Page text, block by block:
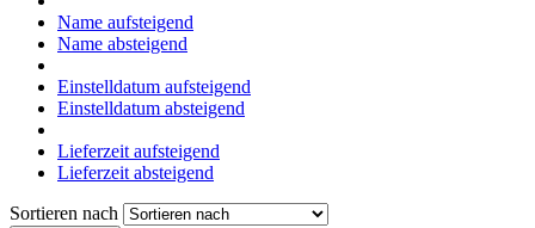
Name aufsteigend
Name absteigend
Einstelldatum aufsteigend
Einstelldatum absteigend
Lieferzeit aufsteigend
Lieferzeit absteigend
Sortieren nach